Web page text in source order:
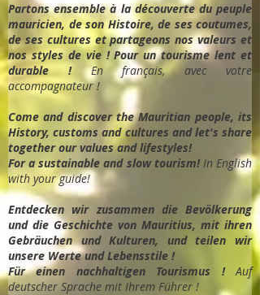
Partons ensemble à la découverte du peuple
mauricien, de son Histoire, de ses coutumes,
de ses cultures et partageons nos valeurs et
nos styles de vie ! Pour un tourisme lent et
durable !En français, avec votre
accompagnateur !
Come and discover the Mauritian people, its
History, customs and cultures and let's share
together our values and lifestyles!
For a sustainable and slow tourism! In English
with your guide!
Entdecken wir zusammen die Bevölkerung
und die Geschichte von Mauritius, mit ihren
Gebräuchen und Kulturen, und teilen wir
unsere Werte und Lebensstile !
Für einen nachhaltigen Tourismus !Auf
deutscher Sprache mit Ihrem Führer !